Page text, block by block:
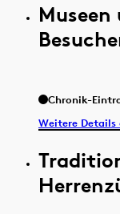
Chronik-
Weitere Details